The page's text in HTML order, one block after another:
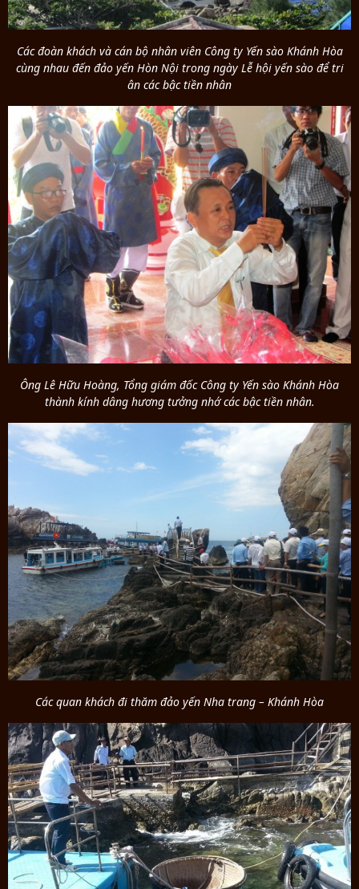
Các đoàn khách và cán bộ nhân viên Công ty Yến sào Khánh Hòa
cùng nhau đến đảo yến Hòn Nội trong ngày Lễ hội yến sào để tri
ân các bậc tiền nhân
Ông Lê Hữu Hoàng, Tổng giám đốc Công ty Yến sào Khánh Hòa
thành kính dâng hương tưởng nhớ các bậc tiền nhân.
Các quan khách đi thăm đảo yến Nha trang – Khánh Hòa